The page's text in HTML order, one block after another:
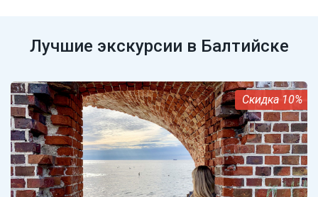
Лучшие экскурсии в Балтийске
10%